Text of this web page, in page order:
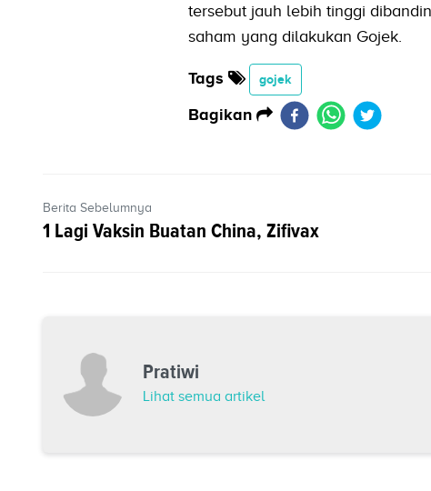
tersebut jauh lebih tinggi
saham yang dilakukan Gojek.
Tags gojek
Bagikan
Berita Sebelumnya
1 Lagi Vaksin Buatan China, Zifivax
Pratiwi
Lihat semua artikel